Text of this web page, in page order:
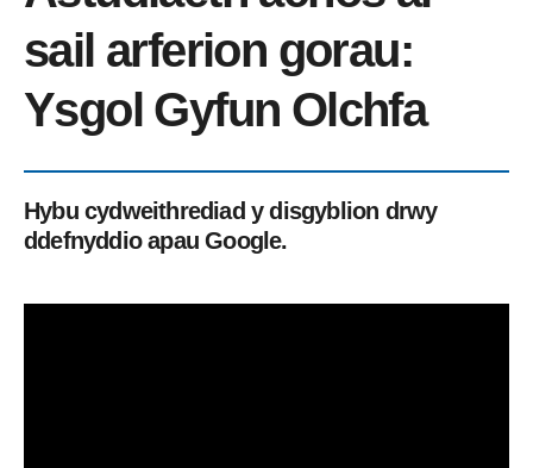
sail arferion gorau:
Ysgol Gyfun Olchfa
Hybu cydweithrediad y disgyblion drwy
ddefnyddio apau Google.